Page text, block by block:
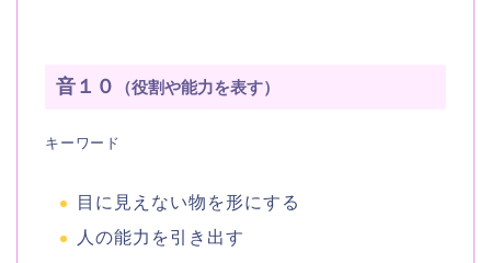
音１０ （役割や能力を表す）
キーワード
目に見えない物を形にする
人の能力を引き出す